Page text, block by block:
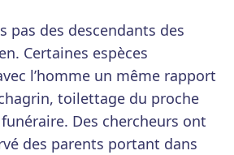
pas des descendants des
Certaines espèces
l’homme un même rapport
toilettage du proche
Des chercheurs ont
des parents portant dans